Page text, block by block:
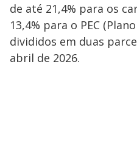
de até 21,4% para os
13,4% para o PEC
divididos em duas
abril de 2026.